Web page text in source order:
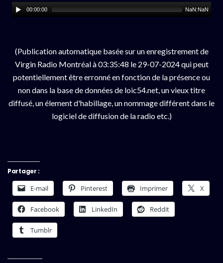
00:00:00 NaN:NaN
(Publication automatique basée sur un enregistrement de
Virgin Radio Montréal à 03:35:48 le 29-07-2024 qui peut
potentiellement être erronné en fonction de la présence ou
non dans la base de données de loic54.net, un vieux titre
diffusé, un élement d'habillage, un nommage différent dans le
logiciel de diffusion de la radio etc.)
Partager :
E-mail Pinterest Imprimer X
Facebook LinkedIn Reddit
Tumblr